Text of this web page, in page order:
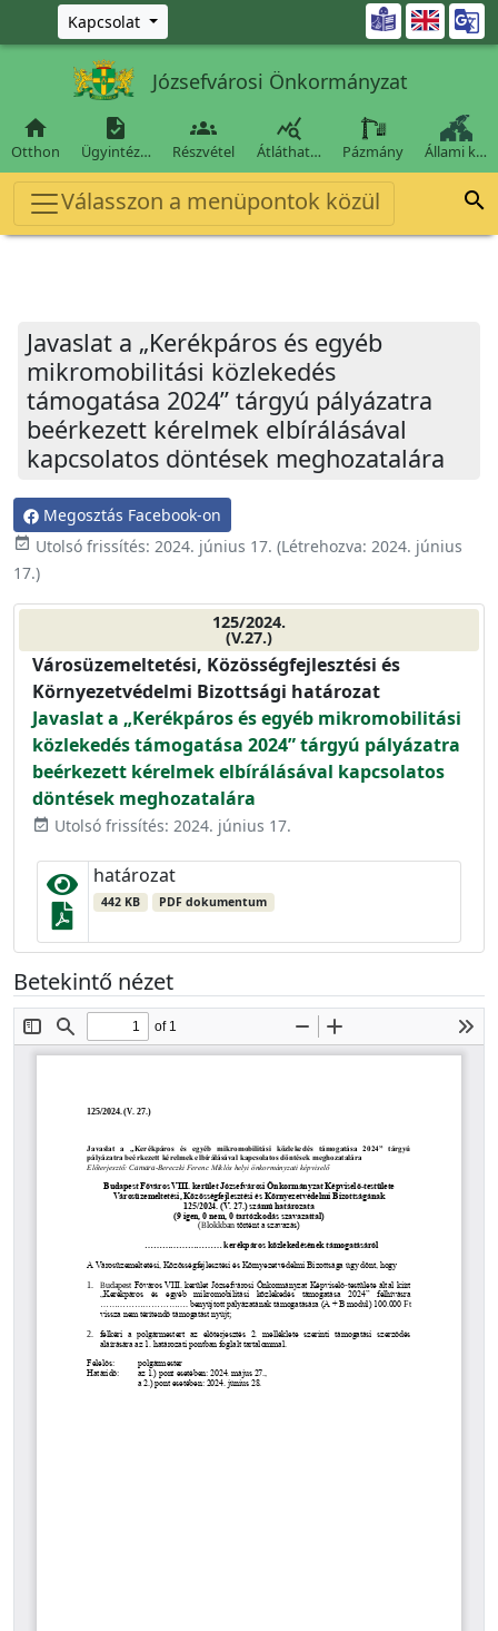
Ugrás a fő tartalomra
Kapcsolat 
Józsefvárosi Önkormányzat

Otthon

Ügyintéz…

Részvétel

Átláthat… Pázmány Állami k…
Válasszon a menüpontok közül 
Javaslat a „Kerékpáros és egyéb
mikromobilitási közlekedés
támogatása 2024” tárgyú pályázatra
beérkezett kérelmek elbírálásával
kapcsolatos döntések meghozatalára
Megosztás Facebook-on
event_available Utolsó frissítés: 2024. június 17. (Létrehozva: 2024. június
17.)
125/2024.
(V.27.)
Városüzemeltetési, Közösségfejlesztési és
Környezetvédelmi Bizottsági határozat
Javaslat a „Kerékpáros és egyéb mikromobilitási
közlekedés támogatása 2024” tárgyú pályázatra
beérkezett kérelmek elbírálásával kapcsolatos
döntések meghozatalára
event_available Utolsó frissítés: 2024. június 17.
határozat
442 KB PDF dokumentum
Betekintő nézet